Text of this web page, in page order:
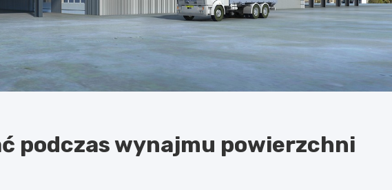
podczas wynajmu powierzchni